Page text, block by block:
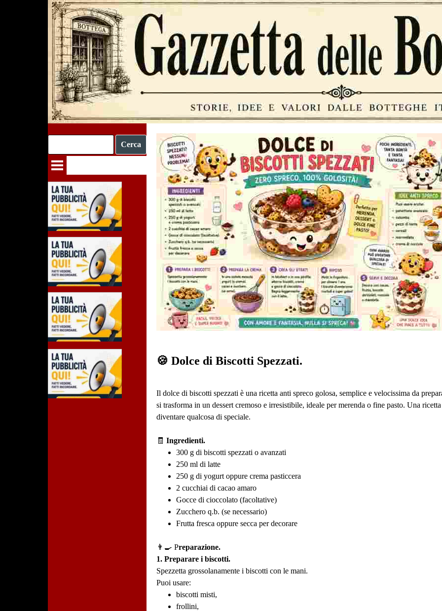
Cerca
🍪 Dolce di Biscotti Spezzati.
Il dolce di biscotti spezzati è una ricetta anti spreco golosa, semplice e velocissima da
si trasforma in un dessert cremoso e irresistibile, ideale per merenda o fine pasto.Una
diventare qualcosa di speciale.
🧾Ingredienti.
300 g di biscotti spezzati o avanzati
250 ml di latte
250 g di yogurt oppure crema pasticcera
2 cucchiai di cacao amaro
Gocce di cioccolato (facoltative)
Zucchero q.b. (se necessario)
Frutta fresca oppure secca per decorare
👨‍🍳 Preparazione.
1. Preparare i biscotti.
Spezzetta grossolanamente i biscotti con le mani.
Puoi usare:
biscotti misti,
frollini,